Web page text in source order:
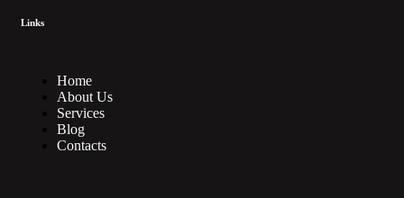
Links
Home
About Us
Services
Blog
Contacts